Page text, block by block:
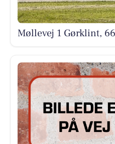
Møllevej 1 Gørklint,